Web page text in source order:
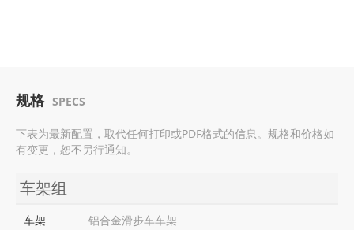
规格 SPECS
下表为最新配置，取代任何打印或PDF格式的信息。规格和价格如
有变更，恕不另行通知。
车架组
车架 铝合金滑步车车架